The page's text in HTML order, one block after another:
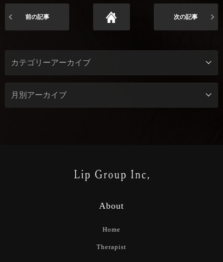
前の記事 次の記事
About
Home
Therapist